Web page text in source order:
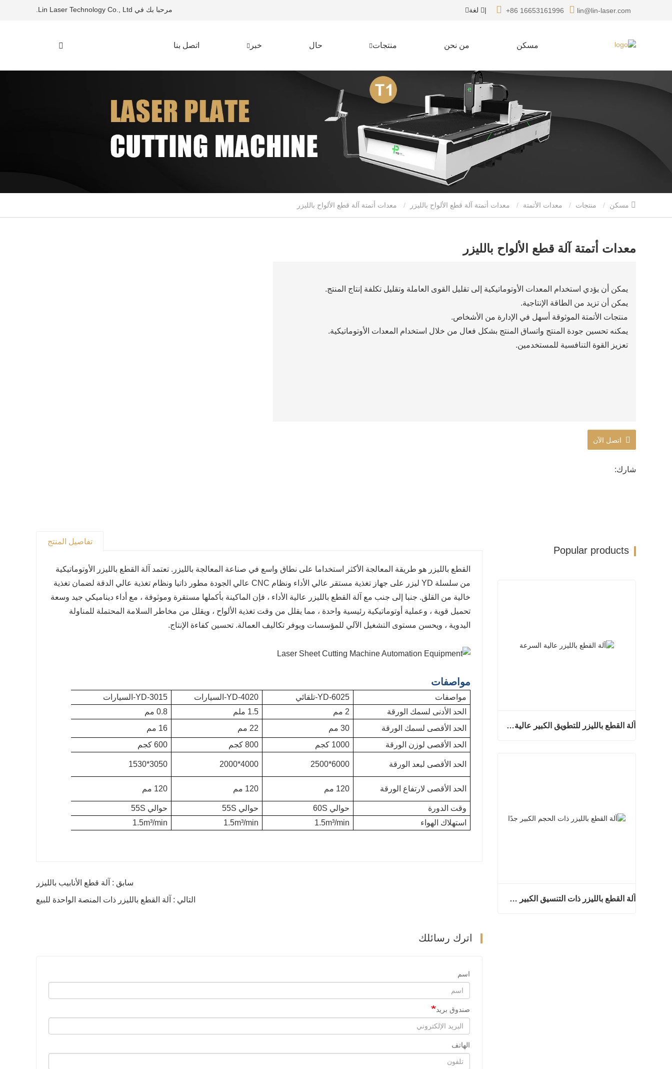
مرحبا بك في Lin Laser Technology Co., Ltd. lin@lin-laser.com
+86 16653161996
| لغة
مسكن من نحن منتجات حال خبر اتصل بنا
منتجات معدات الأتمتة معدات أتمتة آلة قطع الألواح بالليزر
معدات أتمتة آلة قطع الألواح بالليزر
يمكن أن يؤدي استخدام المعدات الأوتوماتيكية إلى تقليل القوى العاملة وتقليل تكلفة إنتاج المنتج.
يمكن أن تزيد من الطاقة الإنتاجية.
منتجات الأتمتة الموثوقة أسهل في الإدارة من الأشخاص.
يمكنه تحسين جودة المنتج واتساق المنتج بشكل فعال من خلال استخدام المعدات الأوتوماتيكية.
تعزيز القوة التنافسية للمستخدمين.
اتصل الآن
شارك:
تفاصيل المنتج
القطع بالليزر هو طريقة المعالجة الأكثر استخداما على نطاق واسع في صناعة المعالجة بالليزر. تعتمد آلة القطع بالليزر الأوتوماتيكية
من سلسلة YD ليزر على جهاز تغذية مستقر عالي الأداء ونظام CNC عالي الجودة مطور ذاتيا ونظام تغذية عالي الدقة لضمان تغذية
خالية من القلق. جنبا إلى جنب مع آلة القطع بالليزر عالية الأداء ، فإن الماكينة بأكملها مستقرة وموثوقة ، مع أداء ديناميكي جيد وسعة
تحميل قوية ، وعملية أوتوماتيكية رئيسية واحدة ، مما يقلل من وقت تغذية الألواح ، ويقلل من مخاطر السلامة المحتملة للمناولة
اليدوية ، ويحسن مستوى التشغيل الآلي للمؤسسات ويوفر تكاليف العمالة. تحسين كفاءة الإنتاج.
مواصفات
مواصفات YD-6025-تلقائي YD-4020-السيارات
YD-3015-السيارات
الحد الأدنى لسمك الورقة
2 مم 1.5 ملم
0.8 مم
الحد الأقصى لسمك الورقة
30 مم 22 مم
16 مم
الحد الأقصى لوزن الورقة
1000 كجم 800 كجم 600 كجم
الحد الأقصى لبعد الورقة 6000*2500
4000*2000
3050*1530
الحد الأقصى لارتفاع الورقة 120 مم 120 مم 120 مم
وقت الدورة حوالي 60S حوالي 55S
حوالي 55S
استهلاك الهواء
1.5m³/min
1.5m³/min
1.5m³/min
سابق : آلة قطع الأنابيب بالليزر
التالي : آلة القطع بالليزر ذات المنصة الواحدة للبيع
اترك رسائلك
اسم
صندوق بريد
الهاتف
Popular products
آلة القطع بالليزر للتطويق الكبير عالية السرعة
آلة القطع بالليزر ذات التنسيق الكبير جدًا رخيصة الثمن